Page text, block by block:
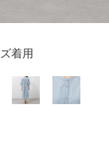
着用